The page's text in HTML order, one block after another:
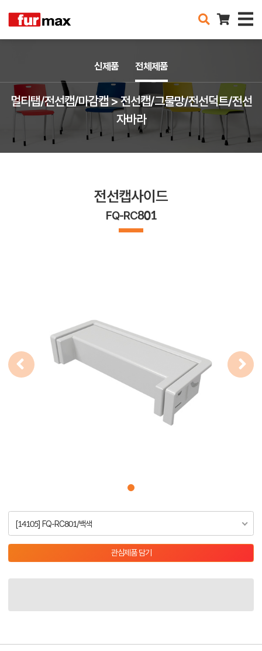
멀티탭/전선캡/마감캡 > 전선캡/그물망/전선덕트/전선
자바라
신제품 전체제품
전선캡사이드
FQ-RC801
[14105] FQ-RC801/백색
관심제품 담기